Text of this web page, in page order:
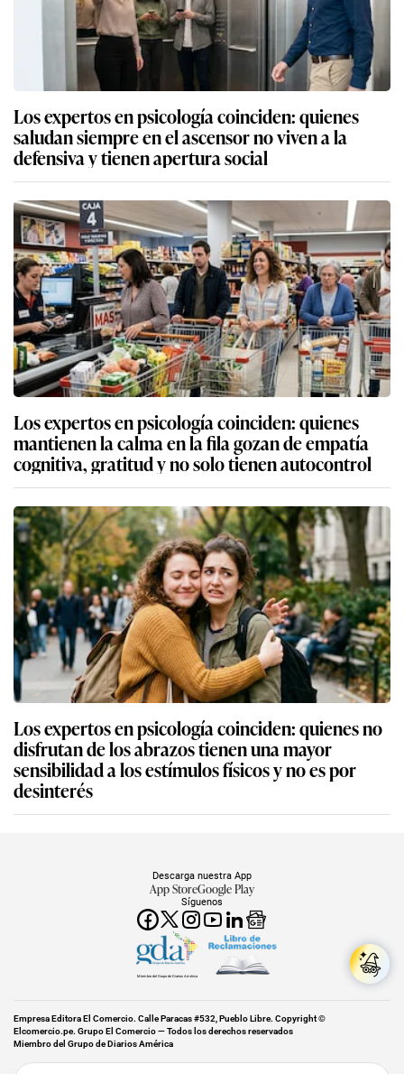
Los expertos en psicología coinciden: quienes
saludan siempre en el ascensor no viven a la
defensiva y tienen apertura social
Los expertos en psicología coinciden: quienes
mantienen la calma en la fila gozan de empatía
cognitiva, gratitud y no solo tienen autocontrol
Los expertos en psicología coinciden: quienes no
disfrutan de los abrazos tienen una mayor
sensibilidad a los estímulos físicos y no es por
desinterés
Síguenos
Descarga nuestra App
App StoreGoogle Play
Miembro del Grupo de Diarios América
Empresa Editora El Comercio. Calle Paracas #532, Pueblo Libre. Copyright ©
Elcomercio.pe. Grupo El Comercio — Todos los derechos reservados
Miembro del Grupo de Diarios América